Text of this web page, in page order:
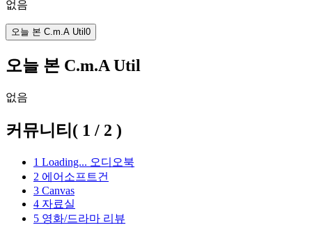
없음
오늘 본 C.m.A Util 0
오늘 본 C.m.A Util
없음
커뮤니티 ( 1 / 2 )
1 Loading... 오디오북
2 에어소프트건
3 Canvas
4 자료실
5 영화/드라마 리뷰